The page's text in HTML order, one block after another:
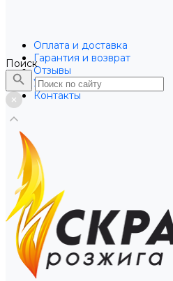
Оплата и доставка
Гарантия и возврат
Отзывы
Услуги
Контакты
Поиск